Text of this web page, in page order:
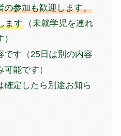
の参加も歓迎します。
ます（未就学児を連れ
す（25日は別の内容
能です）
定したら別途お知ら